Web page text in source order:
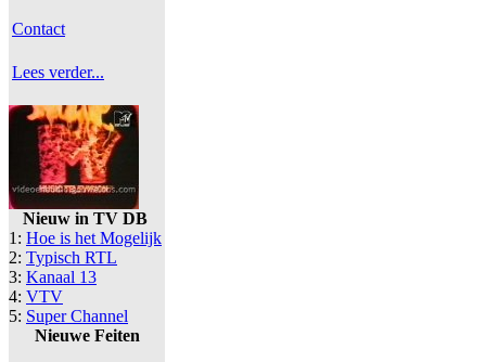
Contact
Lees verder...
Nieuw in TV DB
1: Hoe is het Mogelijk
2: Typisch RTL
3: Kanaal 13
4: VTV
5: Super Channel
Nieuwe Feiten